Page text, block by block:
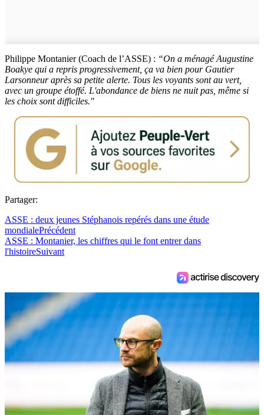
Philippe Montanier (Coach de l’ASSE) : “On a ménagé Augustine
Boakye qui a repris progressivement, ça va bien pour Gautier
Larsonneur après sa petite alerte. Tous les voyants sont au vert,
avec un groupe étoffé. L'abondance de biens ne nuit pas, même si
les choix sont difficiles."
Partager:
ASSE : deux jeunes Stéphanois repérés dans une étude
mondialePrécédent
ASSE : Montanier, les chiffres qui le font entrer dans
l'histoireSuivant